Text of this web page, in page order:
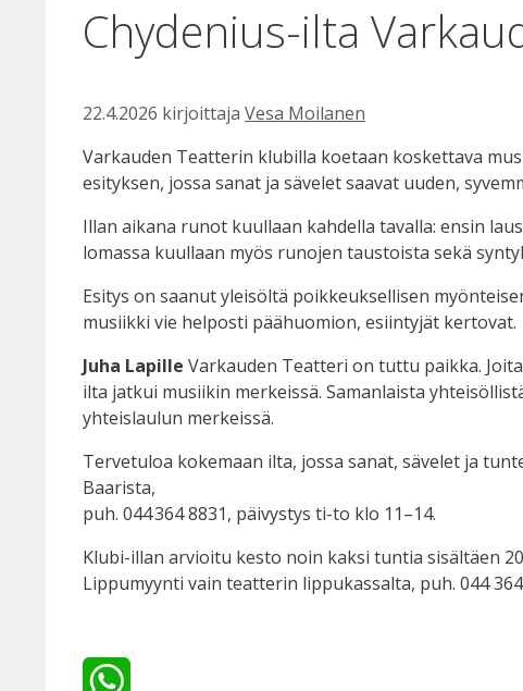
Chydenius-ilta
22.4.2026 kirjoittaja Vesa Moilanen
Varkauden Teatterin klubilla koetaan koskettava
esityksen, jossa sanat ja sävelet saavat uuden,
Illan aikana runot kuullaan kahdella tavalla: ensin
lomassa kuullaan myös runojen taustoista sekä
Esitys on saanut yleisöltä poikkeuksellisen
musiikki vie helposti päähuomion, esiintyjät kertovat.
Juha Lapille Varkauden Teatteri on tuttu paikka.
ilta jatkui musiikin merkeissä. Samanlaista
yhteislaulun merkeissä.
Tervetuloa kokemaan ilta, jossa sanat, sävelet ja
Baarista,
puh. 044 364 8831, päivystys ti-to klo 11–14.
Klubi-illan arvioitu kesto noin kaksi tuntia sisältäen
Lippumyynti vain teatterin lippukassalta, puh. 044